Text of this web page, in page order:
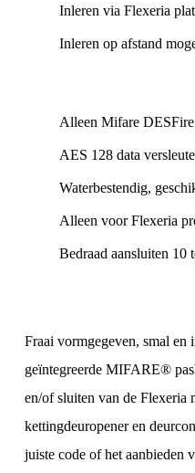
Inleren via Flexeria
Inleren op afstand
Alleen Mifare
AES 128 data
Waterbestendig,
Alleen voor Flexeria
Bedraad aansluiten 10
Fraai vormgegeven, smal en
geïntegreerde MIFARE®
en/of sluiten van de Flexeria
kettingdeuropener en
juiste code of het aanbieden